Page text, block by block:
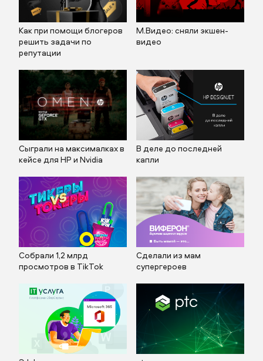
Как при помощи блогеров
решить задачи по
репутации
М.Видео: сняли экшен-
видео
Сыграли на максималках в
кейсе для HP и Nvidia
В деле до последней
капли
Собрали 1,2 млрд
просмотров в TikTok
Сделали из мам
супергероев
Заполните поля
Заполните поля